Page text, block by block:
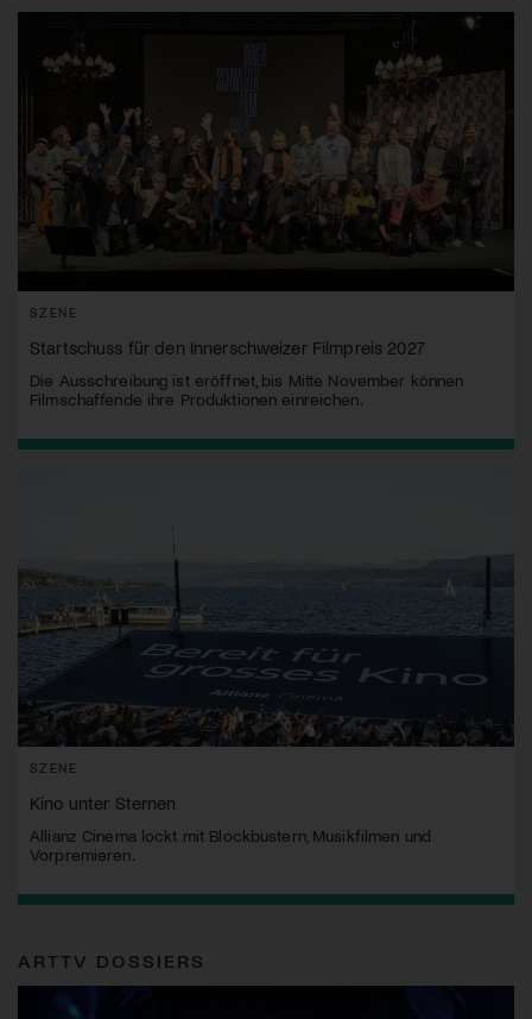
SZENE
Startschuss für den Innerschweizer Filmpreis 2027
Die Ausschreibung ist eröffnet, bis Mitte November können
Filmschaffende ihre Produktionen einreichen.
SZENE
Kino unter Sternen
Allianz Cinema lockt mit Blockbustern, Musikfilmen und
Vorpremieren.
ARTTV DOSSIERS